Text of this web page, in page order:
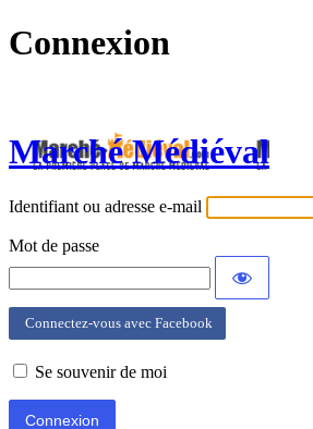
Connexion
Marché Médiéval
Identifiant ou adresse e-mail
Mot de passe
Connectez-vous avec Facebook
Se souvenir de moi